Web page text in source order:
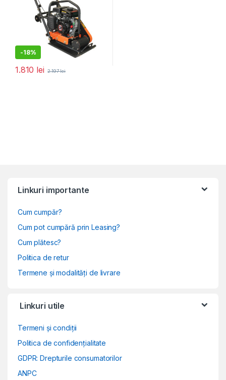
-18%
1.810 lei 2.197lei
Linkuri importante
Cum cumpăr?
Cum pot cumpără prin Leasing?
Cum plătesc?
Politica de retur
Termene și modalități de livrare
Linkuri utile
Termeni și condiții
Politica de confidențialitate
GDPR: Drepturile consumatorilor
ANPC